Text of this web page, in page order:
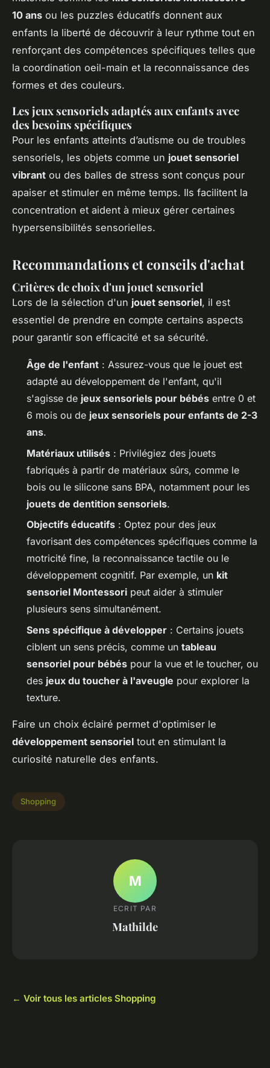
10 ans ou les puzzles éducatifs donnent aux
enfants la liberté de découvrir à leur rythme tout en
renforçant des compétences spécifiques telles que
la coordination oeil-main et la reconnaissance des
formes et des couleurs.
Les jeux sensoriels adaptés aux enfants avec
des besoins spécifiques
Pour les enfants atteints d’autisme ou de troubles
sensoriels, les objets comme un jouet sensoriel
vibrant ou des balles de stress sont conçus pour
apaiser et stimuler en même temps. Ils facilitent la
concentration et aident à mieux gérer certaines
hypersensibilités sensorielles.
Recommandations et conseils d'achat
Critères de choix d'un jouet sensoriel
Lors de la sélection d'un jouet sensoriel, il est
essentiel de prendre en compte certains aspects
pour garantir son efficacité et sa sécurité.
Âge de l'enfant : Assurez-vous que le jouet est
adapté au développement de l'enfant, qu'il
s'agisse de jeux sensoriels pour bébés entre 0 et
6 mois ou de jeux sensoriels pour enfants de 2-3
ans.
Matériaux utilisés : Privilégiez des jouets
fabriqués à partir de matériaux sûrs, comme le
bois ou le silicone sans BPA, notamment pour les
jouets de dentition sensoriels.
Objectifs éducatifs : Optez pour des jeux
favorisant des compétences spécifiques comme la
motricité fine, la reconnaissance tactile ou le
développement cognitif. Par exemple, un kit
sensoriel Montessori peut aider à stimuler
plusieurs sens simultanément.
Sens spécifique à développer : Certains jouets
ciblent un sens précis, comme un tableau
sensoriel pour bébés pour la vue et le toucher, ou
des jeux du toucher à l'aveugle pour explorer la
texture.
Faire un choix éclairé permet d'optimiser le
développement sensoriel tout en stimulant la
curiosité naturelle des enfants.
Shopping
M
ECRIT PAR
Mathilde
← Voir tous les articles Shopping